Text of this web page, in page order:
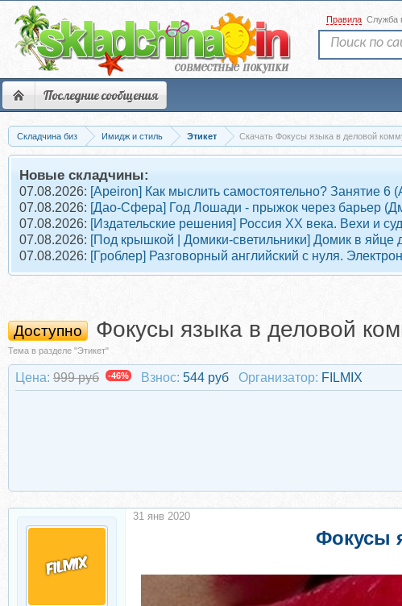
Последние сообщения
Правила Служба
Складчина биз Имидж и стиль Этикет Скачать Фокусы языка в деловой
Новые складчины:
07.08.2026: [Apeiron] Как мыслить самостоятельно? Занятие 6
07.08.2026: [Дао-Сфера] Год Лошади - прыжок через барьер
07.08.2026: [Издательские решения] Россия XX века. Вехи и
07.08.2026: [Под крышкой | Домики-светильники] Домик в яйце
07.08.2026: [Гроблер] Разговорный английский с нуля.
Доступно Фокусы языка в деловой
Тема в разделе "Этикет"
Цена: 999 руб -46% Взнос: 544 руб Организатор: FILMIX
Фокусы
31 янв 2020